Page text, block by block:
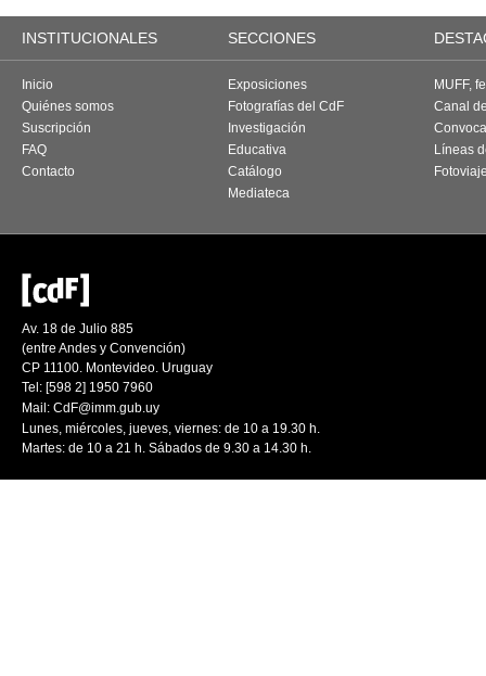
INSTITUCIONALES SECCIONES
Inicio
Quiénes somos
Suscripción
FAQ
Contacto
Exposiciones
Fotografías del CdF
Investigación
Educativa
Catálogo
Mediateca
MUFF,
Canal
Líneas
Av. 18 de Julio 885
(entre Andes y Convención)
CP 11100. Montevideo. Uruguay
Tel: [598 2] 1950 7960
Mail: CdF@imm.gub.uy
Lunes, miércoles, jueves, viernes: de 10 a 19.30 h.
Martes: de 10 a 21 h. Sábados de 9.30 a 14.30 h.